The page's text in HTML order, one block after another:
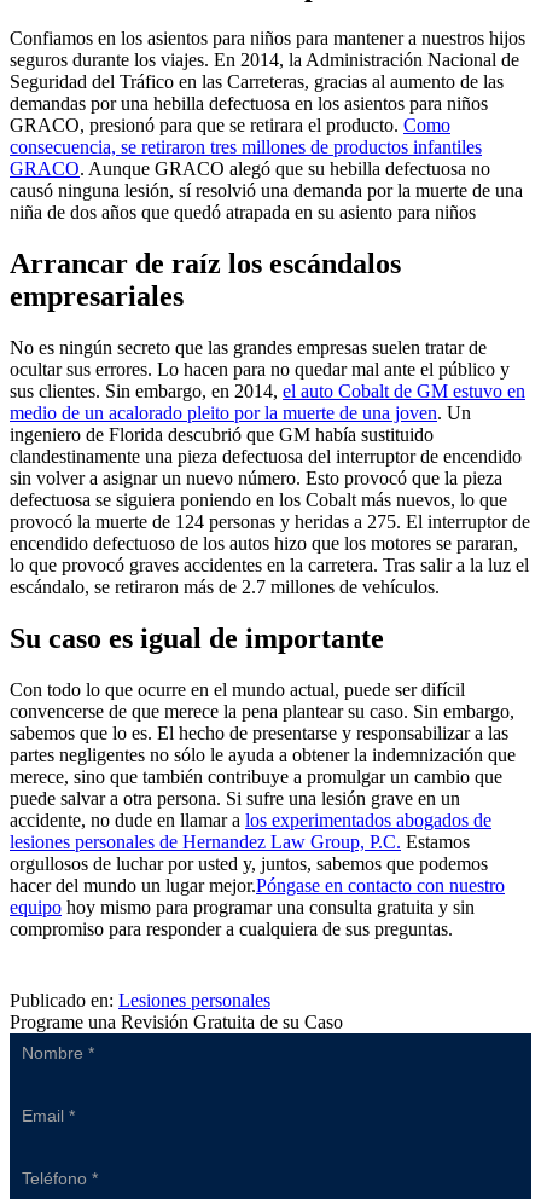
Confiamos en los asientos para niños para mantener a nuestros hijos
seguros durante los viajes. En 2014, la Administración Nacional de
Seguridad del Tráfico en las Carreteras, gracias al aumento de las
demandas por una hebilla defectuosa en los asientos para niños
GRACO, presionó para que se retirara el producto. Como
consecuencia, se retiraron tres millones de productos infantiles
GRACO. Aunque GRACO alegó que su hebilla defectuosa no
causó ninguna lesión, sí resolvió una demanda por la muerte de una
niña de dos años que quedó atrapada en su asiento para niños
Arrancar de raíz los escándalos
empresariales
No es ningún secreto que las grandes empresas suelen tratar de
ocultar sus errores. Lo hacen para no quedar mal ante el público y
sus clientes. Sin embargo, en 2014, el auto Cobalt de GM estuvo en
medio de un acalorado pleito por la muerte de una joven. Un
ingeniero de Florida descubrió que GM había sustituido
clandestinamente una pieza defectuosa del interruptor de encendido
sin volver a asignar un nuevo número. Esto provocó que la pieza
defectuosa se siguiera poniendo en los Cobalt más nuevos, lo que
provocó la muerte de 124 personas y heridas a 275. El interruptor de
encendido defectuoso de los autos hizo que los motores se pararan,
lo que provocó graves accidentes en la carretera. Tras salir a la luz el
escándalo, se retiraron más de 2.7 millones de vehículos.
Su caso es igual de importante
Con todo lo que ocurre en el mundo actual, puede ser difícil
convencerse de que merece la pena plantear su caso. Sin embargo,
sabemos que lo es. El hecho de presentarse y responsabilizar a las
partes negligentes no sólo le ayuda a obtener la indemnización que
merece, sino que también contribuye a promulgar un cambio que
puede salvar a otra persona. Si sufre una lesión grave en un
accidente, no dude en llamar a los experimentados abogados de
lesiones personales de Hernandez Law Group, P.C. Estamos
orgullosos de luchar por usted y, juntos, sabemos que podemos
hacer del mundo un lugar mejor.Póngase en contacto con nuestro
equipo hoy mismo para programar una consulta gratuita y sin
compromiso para responder a cualquiera de sus preguntas.
Publicado en: Lesiones personales
Programe una Revisión Gratuita de su Caso
Sidebar
Form